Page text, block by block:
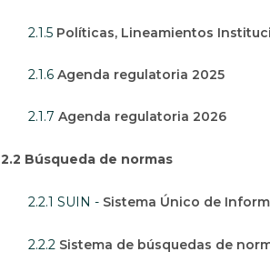
2.1.5 Políticas, Lineamientos
2.1.6 Agenda regulatoria 2025
2.1.7 Agenda regulatoria 2026
2.2 Búsqueda de normas
2.2.1 SUIN - Sistema Único de
2.2.2 Sistema de búsquedas de